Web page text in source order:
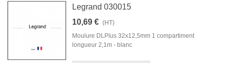
Legrand 030015
10,69 € (HT)
Moulure DLPlus 32x12,5mm 1 compartiment
longueur 2,1m - blanc